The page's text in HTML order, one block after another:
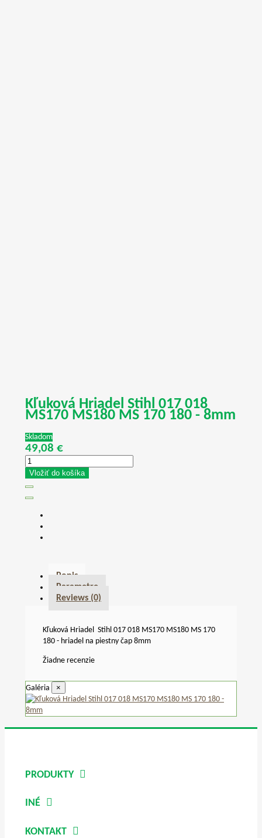
Kľuková Hriadel Stihl 017 018
MS170 MS180 MS 170 180 - 8mm
Skladom
49,08 €
Vložiť do košíka
Popis
Parametre
Reviews (0)
Kľuková Hriadel Stihl 017 018 MS170 MS180 MS 170
180 - hriadel na piestny čap 8mm
Žiadne recenzie
Galéria ×
PRODUKTY
INÉ
KONTAKT